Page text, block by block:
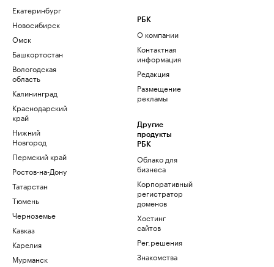
Екатеринбург
Новосибирск
Омск
Башкортостан
Вологодская
область
Калининград
Краснодарский
край
Нижний
Новгород
Пермский край
Ростов-на-Дону
Татарстан
Тюмень
Черноземье
Кавказ
Карелия
Мурманск
РБК
О компании
Контактная
информация
Редакция
Размещение
рекламы
Другие
продукты
РБК
Облако для
бизнеса
Корпоративный
регистратор
доменов
Хостинг
сайтов
Рег.решения
Знакомства